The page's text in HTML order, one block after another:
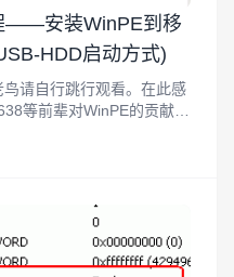
——安装WinPE到移
HDD启动方式)
请自行跳行观看。在此感
等前辈对WinPE的贡献，
系列教程所有的WinPE都是
修改得来的。由于经常要